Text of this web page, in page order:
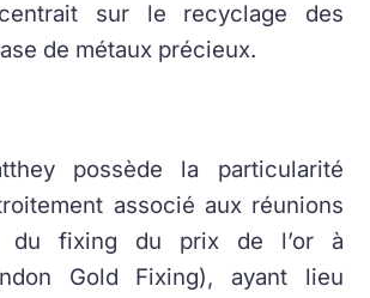
sur le recyclage des
de métaux précieux.
possède la particularité
associé aux réunions
du fixing du prix de l’or à
Gold Fixing), ayant lieu